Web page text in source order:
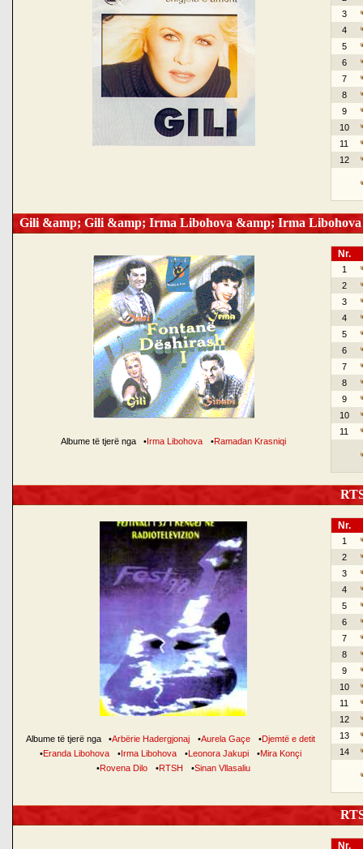
3
4
5
6
7
8
9
10
11
12
Gili &amp; Gili &amp; Irma Libohova &amp; Irma
Albume të tjerë nga •Irma Libohova •Ramadan Krasniqi
Nr.
1
2
3
4
5
6
7
8
9
10
11
Albume të tjerë nga •Arbërie Hadergjonaj •Aurela Gaçe •Djemtë e detit
•Eranda Libohova •Irma Libohova •Leonora Jakupi •Mira Konçi
•Rovena Dilo •RTSH •Sinan Vllasaliu
Nr.
1
2
3
4
5
6
7
8
9
10
11
12
13
14
Nr.